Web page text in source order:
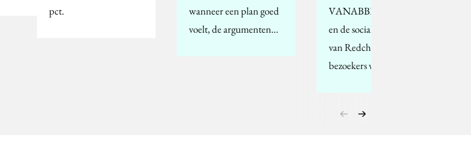
pct.
wanneer een plan goed
voelt, de argumenten…
VANABBETOTVESSEM
en de social marketeers
van Redchocolate
bezoekers van…